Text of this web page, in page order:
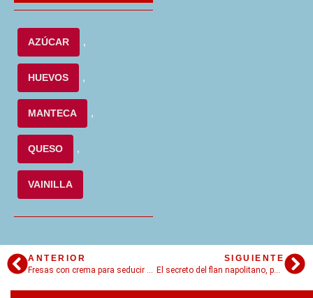
AZÚCAR ,
HUEVOS ,
MANTECA ,
QUESO ,
VAINILLA
ANTERIOR
SIGUIENTE
El secreto del flan napolitano, postre icónico con un origen sorprendente